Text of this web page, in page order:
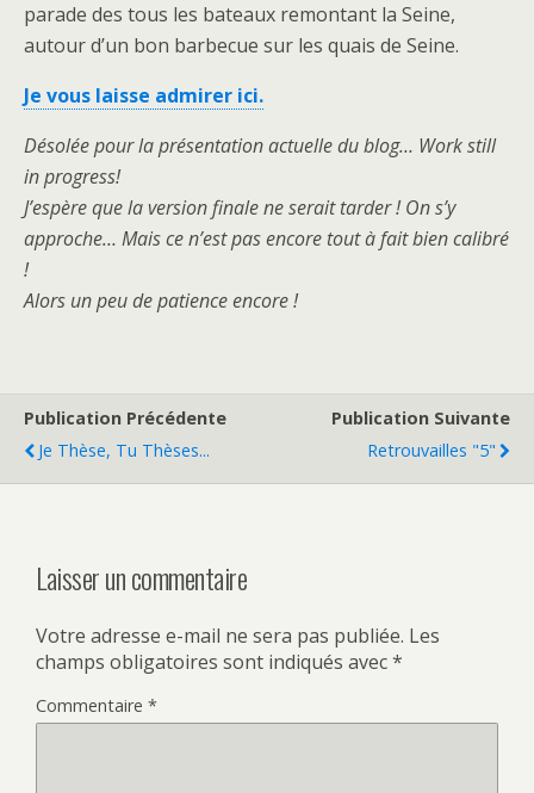
parade des tous les bateaux remontant la Seine,
autour d’un bon barbecue sur les quais de Seine.
Je vous laisse admirer ici.
Désolée pour la présentation actuelle du blog… Work still
in progress!
J’espère que la version finale ne serait tarder ! On s’y
approche… Mais ce n’est pas encore tout à fait bien calibré
!
Alors un peu de patience encore !
Publication Précédente
Je Thèse, Tu Thèses...
Publication Suivante
Retrouvailles "5"
Laisser un commentaire
Votre adresse e-mail ne sera pas publiée. Les
champs obligatoires sont indiqués avec*
Commentaire *